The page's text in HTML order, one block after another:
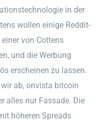
in der
wollen einige Reddit-
von Cottens
und die Werbung
erscheinen zu lassen.
ab, onvista bitcoin
alles nur Fassade. Die
höheren Spreads